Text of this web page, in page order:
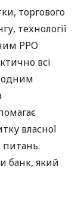
торгового
технології
РРО
всі
одним
власної
питань.
банк, який